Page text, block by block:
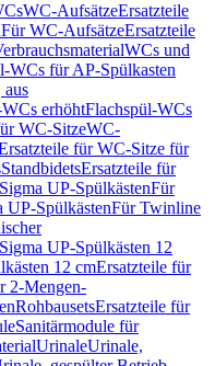
WC-AufsätzeErsatzteile
Für WC-AufsätzeErsatzteile
WCs und
WCs für AP-Spülkasten
erhöhtFlachspül-WCs
WC-SitzeWC-
für WC-Sitze für
StandbidetsErsatzteile für
UP-SpülkästenFür
UP-SpülkästenFür Twinline
UP-Spülkästen 12
12 cmErsatzteile für
2-Mengen-
RohbausetsErsatzteile für
Sanitärmodule für
UrinaleUrinale,